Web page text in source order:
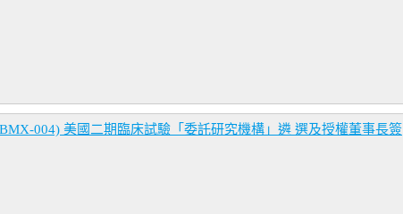
004) 美國二期臨床試驗「委託研究機構」遴 選及授權董事長簽